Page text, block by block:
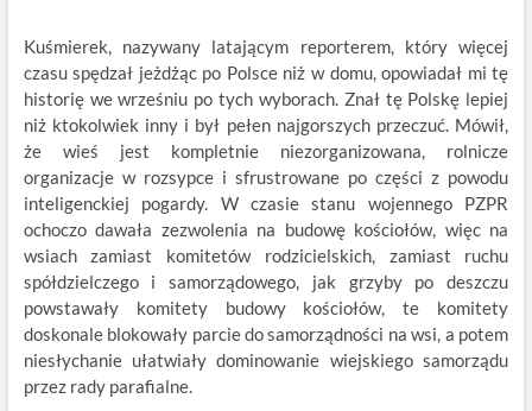
Kuśmierek, nazywany latającym reporterem, który więcej
czasu spędzał jeżdżąc po Polsce niż w domu, opowiadał mi tę
historię we wrześniu po tych wyborach. Znał tę Polskę lepiej
niż ktokolwiek inny i był pełen najgorszych przeczuć. Mówił,
że wieś jest kompletnie niezorganizowana, rolnicze
organizacje w rozsypce i sfrustrowane po części z powodu
inteligenckiej pogardy. W czasie stanu wojennego PZPR
ochoczo dawała zezwolenia na budowę kościołów, więc na
wsiach zamiast komitetów rodzicielskich, zamiast ruchu
spółdzielczego i samorządowego, jak grzyby po deszczu
powstawały komitety budowy kościołów, te komitety
doskonale blokowały parcie do samorządności na wsi, a potem
niesłychanie ułatwiały dominowanie wiejskiego samorządu
przez rady parafialne.